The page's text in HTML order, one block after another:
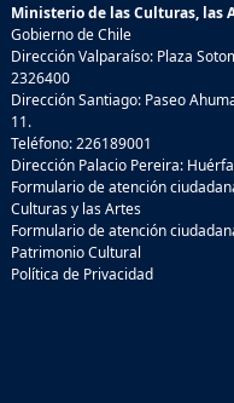
Ministerio de las Culturas, las
Gobierno de Chile
Dirección Valparaíso: Plaza
2326400
Dirección Santiago: Paseo
11.
Teléfono: 226189001
Dirección Palacio Pereira:
Formulario de atención
Culturas y las Artes
Formulario de atención
Patrimonio Cultural
Política de Privacidad